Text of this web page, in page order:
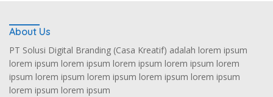
About Us
PT Solusi Digital Branding (Casa Kreatif) adalah lorem ipsum
lorem ipsum lorem ipsum lorem ipsum lorem ipsum lorem
ipsum lorem ipsum lorem ipsum lorem ipsum lorem ipsum
lorem ipsum lorem ipsum